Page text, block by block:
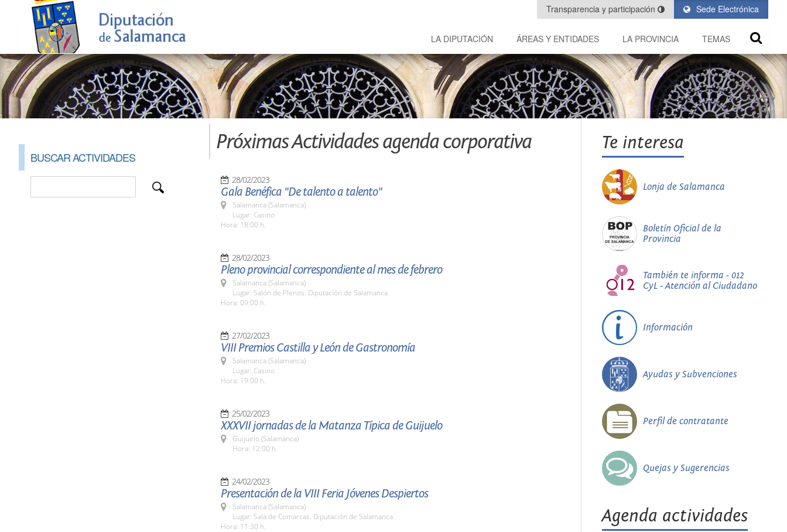
Sede Electrónica
Transparencia y participación
LA DIPUTACIÓN ÁREAS Y ENTIDADES LA PROVINCIA TEMAS
BUSCAR ACTIVIDADES
Próximas Actividades agenda corporativa
28/02/2023
Gala Benéfica "De talento a talento"
Salamanca (Salamanca)
Lugar: Casino
Hora: 18:00 h.
28/02/2023
Pleno provincial correspondiente al mes de febrero
Salamanca (Salamanca)
Lugar: Salón de Plenos. Diputación de Salamanca
Hora: 09:00 h.
27/02/2023
VIII Premios Castilla y León de Gastronomía
Salamanca (Salamanca)
Lugar: Casino
Hora: 19:00 h.
25/02/2023
XXXVII jornadas de la Matanza Típica de Guijuelo
Guijuelo (Salamanca)
Hora: 12:00 h.
24/02/2023
Presentación de la VIII Feria Jóvenes Despiertos
Salamanca (Salamanca)
Lugar: Sala de Comarcas. Diputación de Salamanca
Hora: 11:30 h.
Te interesa
Lonja de Salamanca
Boletín Oficial de la
Provincia
También te informa - 012
CyL - Atención al Ciudadano
Información
Ayudas y Subvenciones
Perfil de contratante
Quejas y Sugerencias
Agenda actividades